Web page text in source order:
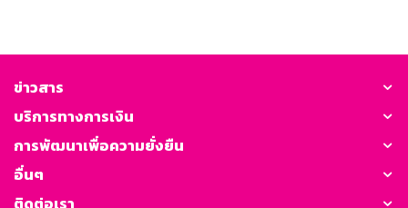
ข่าวสาร
บริการทางการเงิน
การพัฒนาเพื่อความยั่งยืน
อื่นๆ